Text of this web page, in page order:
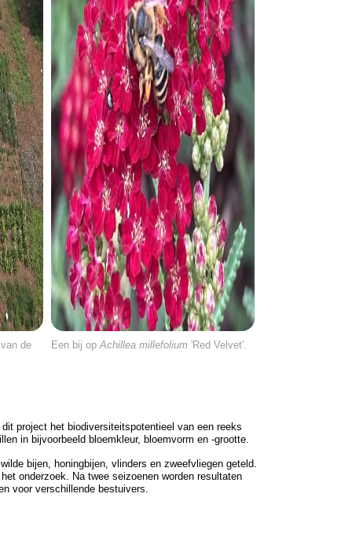
de
Een bij op Achillea millefolium 'Red Velvet'.
project het biodiversiteitspotentieel van een reeks
in bijvoorbeeld bloemkleur, bloemvorm en -grootte.
bijen, honingbijen, vlinders en zweefvliegen geteld.
onderzoek. Na twee seizoenen worden resultaten
voor verschillende bestuivers.